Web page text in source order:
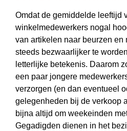
Omdat de gemiddelde leeftijd
winkelmedewerkers nogal
van artikelen naar beurzen en
steeds bezwaarlijker te
letterlijke betekenis. Daarom
een paar jongere
verzorgen (en dan eventueel
gelegenheden bij de verkoop
bijna altijd om weekeinden
Gegadigden dienen in het